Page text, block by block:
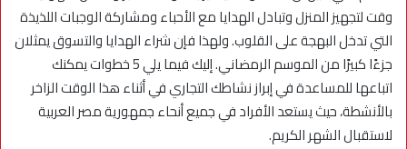
وقت لتجهيز المنزل وتبادل الهدايا مع الأحباء ومشاركة الوجبات اللذيذة
التي تدخل البهجة على القلوب. ولهذا فإن شراء الهدايا والتسوق يمثلان
جزءًا كبيرًا من الموسم الرمضاني. إليك فيما يلي 5 خطوات يمكنك
اتباعها للمساعدة في إبراز نشاطك التجاري في أثناء هذا الوقت الزاخر
بالأنشطة، حيث يستعد الأفراد في جميع أنحاء جمهورية مصر العربية
لاستقبال الشهر الكريم.